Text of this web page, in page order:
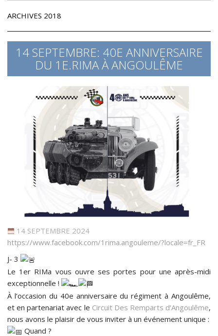
ARCHIVES 2018
14 SEPTEMBRE: 40E ANNIVERSAIRE
DU 1E.RIMA À ANGOULÊME
14 SEPTEMBRE 2024
https://www.facebook.com/1rima.angouleme/?locale=fr_FR
J- 3
Le 1er RIMa vous ouvre ses portes pour une après-midi
exceptionnelle !
À l’occasion du 40e anniversaire du régiment à Angoulême,
et en partenariat avec le Circuit Des Remparts d’Angoulême,
nous avons le plaisir de vous inviter à un événement unique :
Quand ?